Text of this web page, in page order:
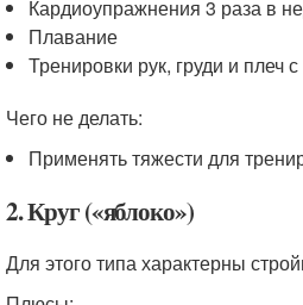
Кардиоупражнения 3 раза в
Плавание
Тренировки рук, груди и плеч
Чего не делать:
Применять тяжести для
2. Круг («яблоко»)
Для этого типа характерны